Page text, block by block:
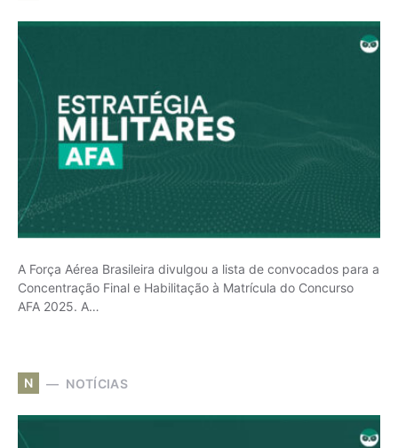
A Força Aérea Brasileira divulgou a lista de convocados para a
Concentração Final e Habilitação à Matrícula do Concurso
AFA 2025. A…
N NOTÍCIAS